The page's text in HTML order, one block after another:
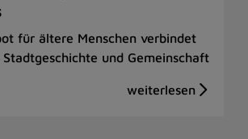
für ältere Menschen verbindet
Stadtgeschichte und Gemeinschaft